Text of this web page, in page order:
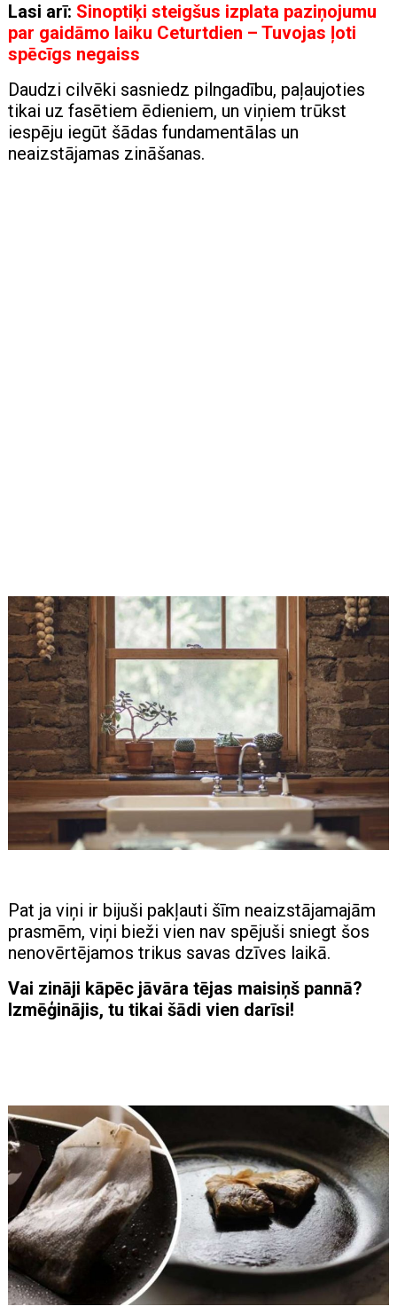
Lasi arī: Sinoptiķi steigšus izplata paziņojumu
par gaidāmo laiku Ceturtdien – Tuvojas ļoti
spēcīgs negaiss
Daudzi cilvēki sasniedz pilngadību, paļaujoties
tikai uz fasētiem ēdieniem, un viņiem trūkst
iespēju iegūt šādas fundamentālas un
neaizstājamas zināšanas.
Pat ja viņi ir bijuši pakļauti šīm neaizstājamajām
prasmēm, viņi bieži vien nav spējuši sniegt šos
nenovērtējamos trikus savas dzīves laikā.
Vai zināji kāpēc jāvāra tējas maisiņš pannā?
Izmēģinājis, tu tikai šādi vien darīsi!